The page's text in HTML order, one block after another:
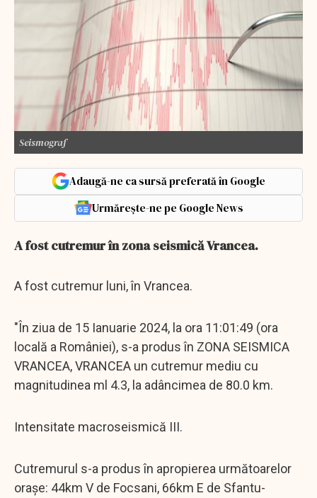
Seismograf
Adaugă-ne ca sursă preferată în Google
Urmărește-ne pe Google News
A fost cutremur în zona seismică Vrancea.
A fost cutremur luni, în Vrancea.
"În ziua de 15 Ianuarie 2024, la ora 11:01:49 (ora
locală a României), s-a produs în ZONA SEISMICA
VRANCEA, VRANCEA un cutremur mediu cu
magnitudinea ml 4.3, la adâncimea de 80.0 km.
Intensitate macroseismică III.
Cutremurul s-a produs în apropierea următoarelor
oraşe: 44km V de Focsani, 66km E de Sfantu-